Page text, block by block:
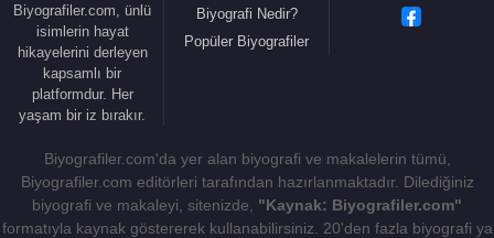
Biyografiler.com, ünlü
isimlerin hayat
hikayelerini derleyen
kapsamlı bir
platformdur. Her
yaşam bir iz bırakır.
Biyografi Nedir?
Popüler Biyografiler
Biyografiler.com'da yer alan biyografi ve makalelerin tümü,
Biyografiler.com editörleri tarafından hazırlanmaktadır. Dilediğiniz
biyografi ve makaleyi, sitenizde, "Kaynak: Biyografiler.com"
formatıyla kaynak göstererek kullanabilirsiniz. 20'den fazla biyografi ya